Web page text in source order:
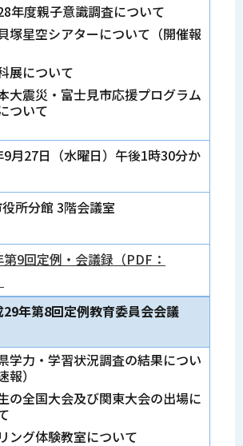
年度親子意識調査について
塚星空シアターについて（開催報
展について
大震災・富士見市応援プログラム
ついて
月27日（水曜日）午後1時30分か
所分館 3階会議室
9回定例・会議録（PDF：
29年第8回定例教育委員会会議
学力・学習状況調査の結果につい
報）
の全国大会及び関東大会の出場に
ング体験教室について